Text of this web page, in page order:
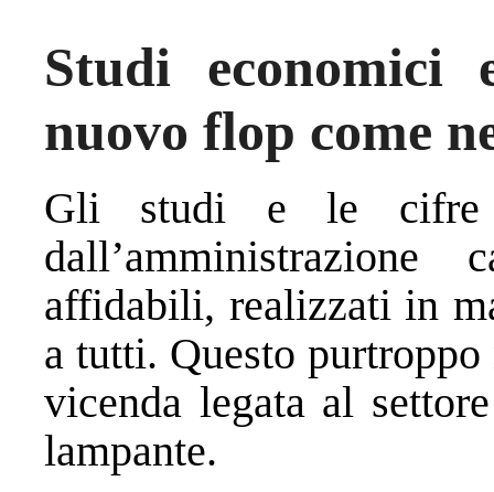
Studi economici
nuovo flop come
Gli studi e le cifre
dall’amministrazione
affidabili, realizzati in
a tutti. Questo
vicenda legata al
lampante.